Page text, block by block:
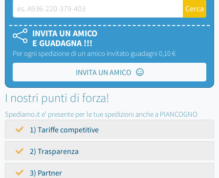
INVITA UN AMICO
E GUADAGNA !!!
Per ogni spedizione di un amico invitato guadagni 0,10 €
INVITA UN AMICO
I nostri punti di forza!
Spediamo.it e' presente per le tue spedizioni anche a PIANCOGNO
1) Tariffe competitive
2) Trasparenza
3) Partner